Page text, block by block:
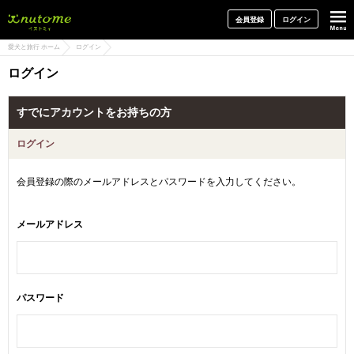
会員登録 ログイン
愛犬と旅行 ホーム ログイン
ログイン
すでにアカウントをお持ちの方
ログイン
会員登録の際のメールアドレスとパスワードを入力してください。
メールアドレス
パスワード